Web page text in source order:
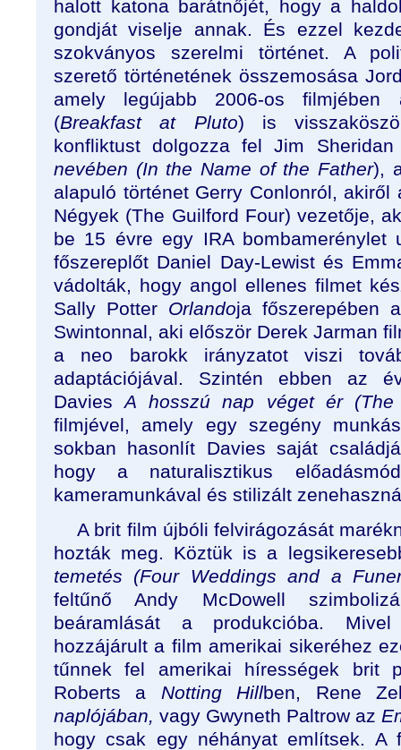
halott katona barátnőjét, hogy a
gondját viselje annak. És ezzel
szokványos szerelmi történet. A
szerető történetének összemosása
amely legújabb 2006-os
(Breakfast at Pluto) is
konfliktust dolgozza fel Jim
nevében (In the Name of the Father),
alapuló történet Gerry Conlonról,
Négyek (The Guilford Four) vezetője,
be 15 évre egy IRA bombamerénylet
főszereplőt Daniel Day-Lewist és
vádolták, hogy angol ellenes filmet
Sally Potter Orlandoja főszerepében
Swintonnal, aki először Derek Jarman
a neo barokk irányzatot viszi
adaptációjával. Szintén ebben az
DaviesA hosszú nap véget ér
filmjével, amely egy szegény
sokban hasonlít Davies saját
hogy a naturalisztikus
kameramunkával és stilizált
A brit film újbóli felvirágozását
hozták meg. Köztük is a
temetés (Four Weddings and a
feltűnő Andy McDowell
beáramlását a produkcióba.
hozzájárult a film amerikai sikeréhez
tűnnek fel amerikai hírességek brit
Roberts a Notting Hillben, Rene
naplójában, vagy Gwyneth Paltrow az
hogy csak egy néhányat említsek. A